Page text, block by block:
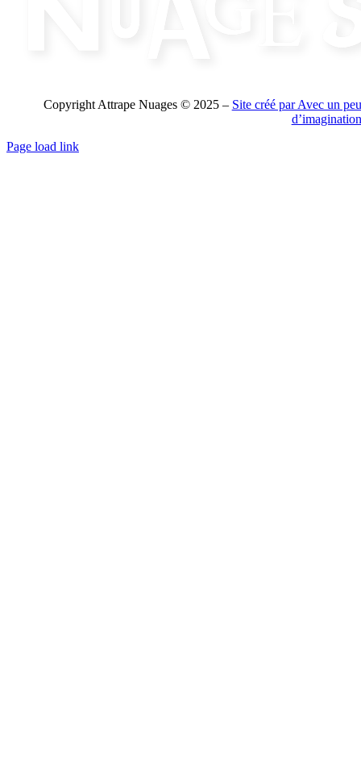
Copyright Attrape Nuages © 2025 – Site créé par Avec un peu
d’imagination
Page load link